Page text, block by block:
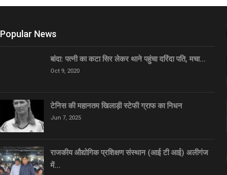
Popular News
बांदा: पत्नी का कटा सिर लेकर थाने पहुंचा दरिंदा पति, मचा…
Oct 9, 2020
टेनिस की महानतम खिलाड़ी स्टेफी ग्राफ का निधन
Jun 7, 2025
राजकीय औद्योगिक प्रशिक्षण संस्थान (आई टी आई) अलीगंज
में…